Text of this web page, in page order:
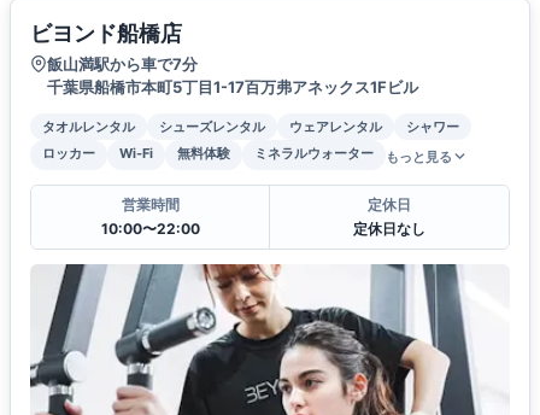
ビヨンド船橋店
飯山満駅から車で7分
千葉県船橋市本町5丁目1-17百万弗アネックス1Fビル
タオルレンタル シューズレンタル ウェアレンタル
シャワー
ロッカー
Wi-Fi 無料体験 ミネラルウォーター もっと見る
営業時間
10:00〜22:00
定休日
定休日なし